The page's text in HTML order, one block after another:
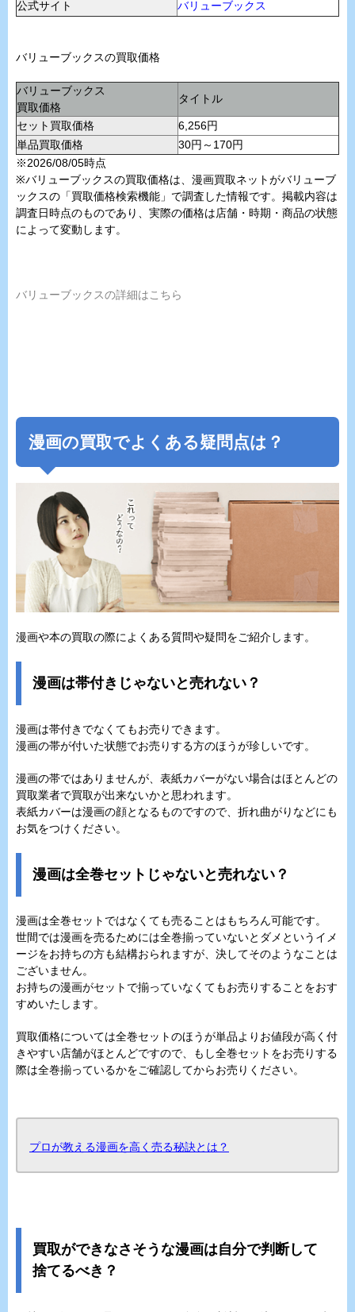
公式サイト
バリューブックス
バリューブックスの買取価格
バリューブックス
買取価格
タイトル
セット買取価格
6,256円
単品買取価格
30円～170円
※2026/08/05時点
※バリューブックスの買取価格は、漫画買取ネットがバリューブ
ックスの「買取価格検索機能」で調査した情報です。掲載内容は
調査日時点のものであり、実際の価格は店舗・時期・商品の状態
によって変動します。
バリューブックスの詳細はこちら
漫画の買取でよくある疑問点は？
漫画や本の買取の際によくある質問や疑問をご紹介します。
漫画は帯付きじゃないと売れない？
漫画は帯付きでなくてもお売りできます。
漫画の帯が付いた状態でお売りする方のほうが珍しいです。
漫画の帯ではありませんが、表紙カバーがない場合はほとんどの
買取業者で買取が出来ないかと思われます。
表紙カバーは漫画の顔となるものですので、折れ曲がりなどにも
お気をつけください。
漫画は全巻セットじゃないと売れない？
漫画は全巻セットではなくても売ることはもちろん可能です。
世間では漫画を売るためには全巻揃っていないとダメというイメ
ージをお持ちの方も結構おられますが、決してそのようなことは
ございません。
お持ちの漫画がセットで揃っていなくてもお売りすることをおす
すめいたします。
買取価格については全巻セットのほうが単品よりお値段が高く付
きやすい店舗がほとんどですので、もし全巻セットをお売りする
際は全巻揃っているかをご確認してからお売りください。
プロが教える漫画を高く売る秘訣とは？
買取ができなさそうな漫画は自分で判断して
捨てるべき？